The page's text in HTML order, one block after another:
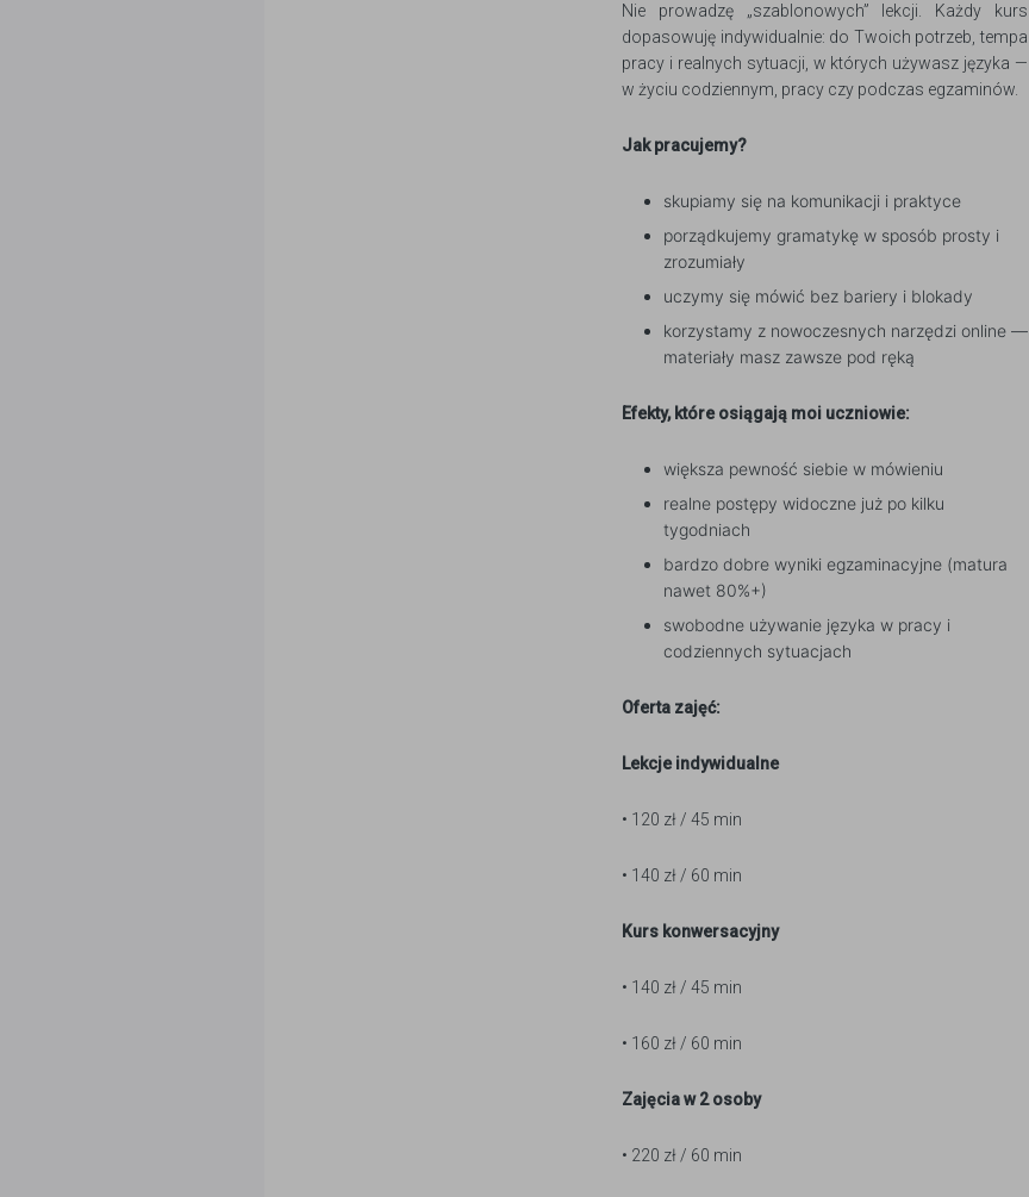
Nie prowadzę „szablonowych” lekcji. Każdy kurs
dopasowuję indywidualnie: do Twoich potrzeb, tempa
pracy i realnych sytuacji, w których używasz języka —
w życiu codziennym, pracy czy podczas egzaminów.
Jak pracujemy?
skupiamy się na komunikacji i praktyce
porządkujemy gramatykę w sposób prosty i
zrozumiały
uczymy się mówić bez bariery i blokady
korzystamy z nowoczesnych narzędzi online —
materiały masz zawsze pod ręką
Efekty, które osiągają moi uczniowie:
większa pewność siebie w mówieniu
realne postępy widoczne już po kilku
tygodniach
bardzo dobre wyniki egzaminacyjne (matura
nawet 80%+)
swobodne używanie języka w pracy i
codziennych sytuacjach
Oferta zajęć:
Lekcje indywidualne
• 120 zł / 45 min
• 140 zł / 60 min
Kurs konwersacyjny
• 140 zł / 45 min
• 160 zł / 60 min
Zajęcia w 2 osoby
• 220 zł / 60 min